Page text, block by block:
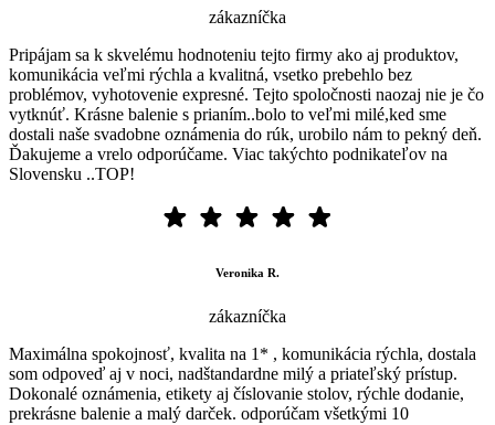
zákazníčka
Pripájam sa k skvelému hodnoteniu tejto firmy ako aj produktov,
komunikácia veľmi rýchla a kvalitná, vsetko prebehlo bez
problémov, vyhotovenie expresné. Tejto spoločnosti naozaj nie je čo
vytknúť. Krásne balenie s prianím..bolo to veľmi milé,ked sme
dostali naše svadobne oznámenia do rúk, urobilo nám to pekný deň.
Ďakujeme a vrelo odporúčame. Viac takýchto podnikateľov na
Slovensku ..TOP!
Veronika R.
zákazníčka
Maximálna spokojnosť, kvalita na 1* , komunikácia rýchla, dostala
som odpoveď aj v noci, nadštandardne milý a priateľský prístup.
Dokonalé oznámenia, etikety aj číslovanie stolov, rýchle dodanie,
prekrásne balenie a malý darček. odporúčam všetkými 10